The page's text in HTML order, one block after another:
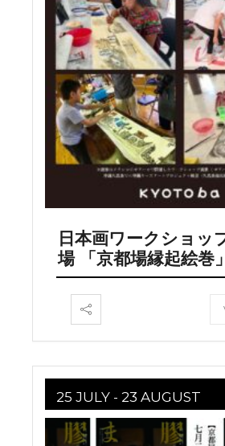
日本画ワークショッ
場 「京都場縁起絵巻
25 JULY - 23 AUGUST